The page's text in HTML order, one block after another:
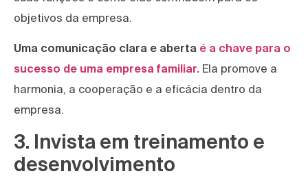
objetivos da empresa.
Uma comunicação clara e aberta é a chave para o
sucesso de uma empresa familiar. Ela promove a
harmonia, a cooperação e a eficácia dentro da
empresa.
3. Invista em treinamento e
desenvolvimento